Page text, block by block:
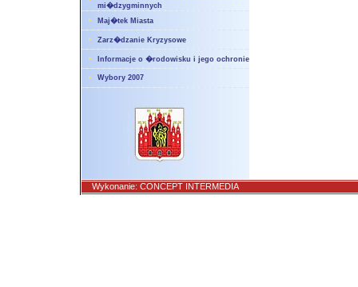
mi�dzygminnych
Maj�tek Miasta
Zarz�dzanie Kryzysowe
Informacje o �rodowisku i jego ochronie
Wybory 2007
Wykonanie: CONCEPT INTERMEDIA